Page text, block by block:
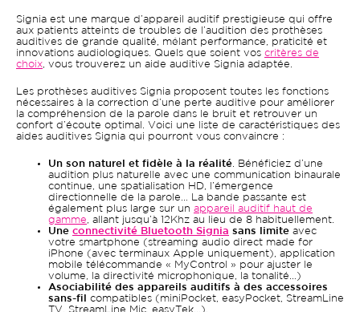
Signia est une marque d’appareil auditif prestigieuse qui offre
aux patients atteints de troubles de l’audition des prothèses
auditives de grande qualité, mêlant performance, praticité et
innovations audiologiques. Quels que soient vos critères de
choix , vous trouverez un aide auditive Signia adaptée.
Les prothèses auditives Signia proposent toutes les fonctions
nécessaires à la correction d’une perte auditive pour améliorer
la compréhension de la parole dans le bruit et retrouver un
confort d’écoute optimal. Voici une liste de caractéristiques des
aides auditives Signia qui pourront vous convaincre :
Un son naturel et fidèle à la réalité . Bénéficiez d’une
audition plus naturelle avec une communication binaurale
continue, une spatialisation HD, l’émergence
directionnelle de la parole… La bande passante est
également plus large sur un appareil auditif haut de
gamme , allant jusqu’à 12Khz au lieu de 8 habituellement.
Une connectivité Bluetooth Signia sans limite avec
votre smartphone (streaming audio direct made for
iPhone (avec terminaux Apple uniquement), application
mobile télécommande « MyControl » pour ajuster le
volume, la directivité microphonique, la tonalité…)
Asociabilité des appareils auditifs à des accessoires
sans-fil
compatibles (miniPocket, easyPocket, StreamLine
TV, StreamLine Mic, easyTek…).